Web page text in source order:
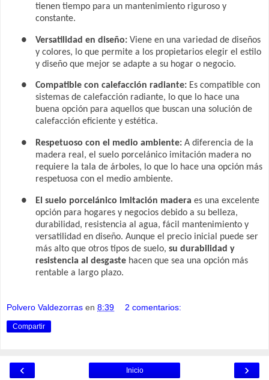
tienen tiempo para un mantenimiento riguroso y
constante.
● Versatilidad en diseño: Viene en una variedad de diseños
y colores, lo que permite a los propietarios elegir el estilo
y diseño que mejor se adapte a su hogar o negocio.
● Compatible con calefacción radiante: Es compatible con
sistemas de calefacción radiante, lo que lo hace una
buena opción para aquellos que buscan una solución de
calefacción eficiente y estética.
● Respetuoso con el medio ambiente: A diferencia de la
madera real, el suelo porcelánico imitación madera no
requiere la tala de árboles, lo que lo hace una opción más
respetuosa con el medio ambiente.
● El suelo porcelánico imitación madera es una excelente
opción para hogares y negocios debido a su belleza,
durabilidad, resistencia al agua, fácil mantenimiento y
versatilidad en diseño. Aunque el precio inicial puede ser
más alto que otros tipos de suelo, su durabilidad y
resistencia al desgaste hacen que sea una opción más
rentable a largo plazo.
Polvero Valdezorras en 8:39 2 comentarios:
Compartir
‹ ›
Inicio